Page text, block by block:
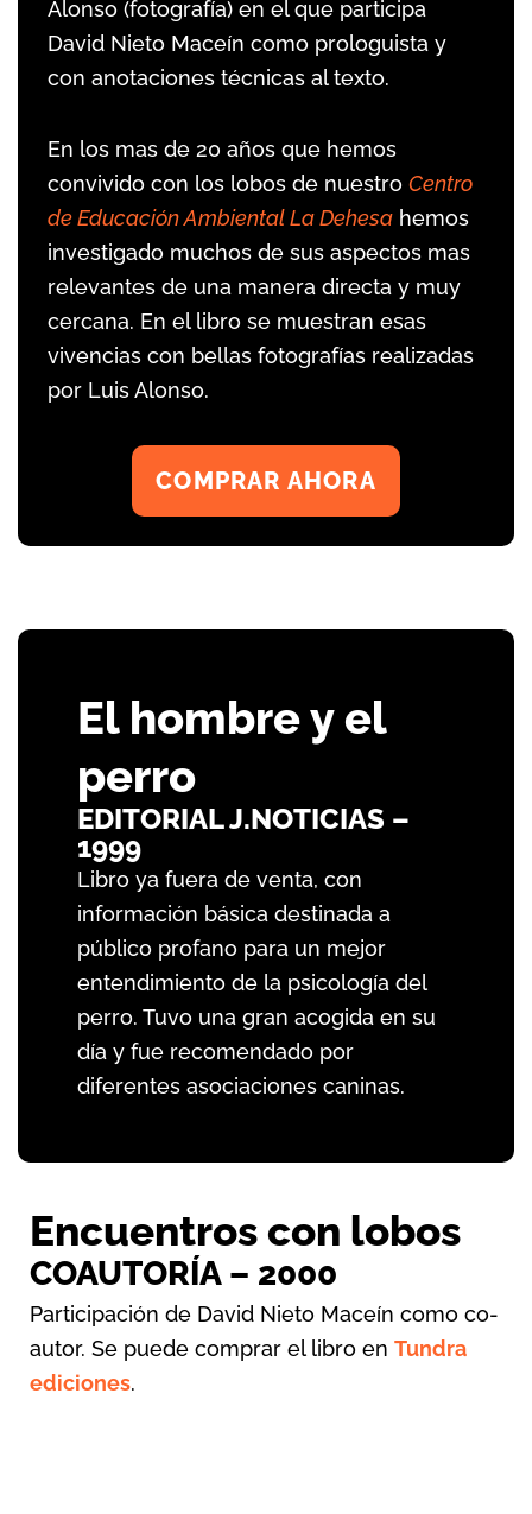
Alonso (fotografía) en el que participa
David Nieto Maceín como prologuista y
con anotaciones técnicas al texto.
En los mas de 20 años que hemos
convivido con los lobos de nuestro Centro
de Educación Ambiental La Dehesa hemos
investigado muchos de sus aspectos mas
relevantes de una manera directa y muy
cercana. En el libro se muestran esas
vivencias con bellas fotografías realizadas
por Luis Alonso.
COMPRAR AHORA
El hombre y el
perro
EDITORIAL J.NOTICIAS –
1999
Libro ya fuera de venta, con
información básica destinada a
público profano para un mejor
entendimiento de la psicología del
perro. Tuvo una gran acogida en su
día y fue recomendado por
diferentes asociaciones caninas.
Encuentros con lobos
COAUTORÍA – 2000
Participación de David Nieto Maceín como co-
autor. Se puede comprar el libro en Tundra
ediciones.